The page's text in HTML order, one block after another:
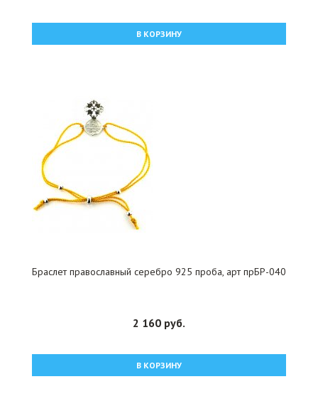
В КОРЗИНУ
Браслет православный серебро 925 проба, арт прБР-040
2 160 руб.
В КОРЗИНУ